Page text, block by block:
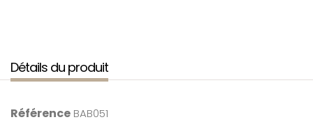
Détails du produit
Référence BAB051